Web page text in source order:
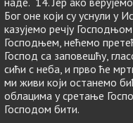
Бог оне који су уснули у
казујемо речју
Господњем, нећемо
Господ са заповешћу,
сићи с неба, и прво ће
ми живи који останемо
облацима у сретање
Господом бити.